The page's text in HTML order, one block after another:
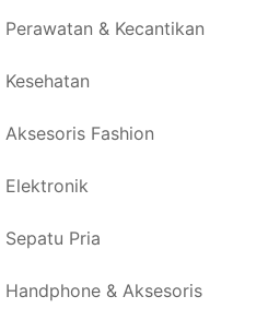
Perawatan & Kecantikan
Kesehatan
Aksesoris Fashion
Elektronik
Sepatu Pria
Handphone & Aksesoris